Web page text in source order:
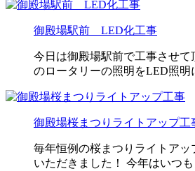
御殿場駅前 LED化工事
今日は御殿場駅前で工事させて
のロータリーの照明をLED照
御殿場桜まつりライトアップ工
毎年恒例の桜まつりライトアッ
いただきました！ 今年はいつ